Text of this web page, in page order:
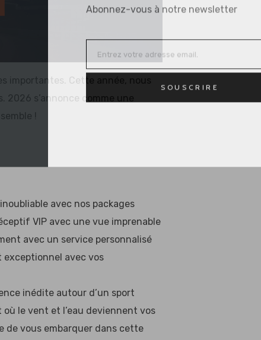
Abonnez-vous à notre newsletter
SOUSCRIRE
importantes. Cette année, nous
2026 s’annonce comme une
!
avec nos packages
VIP avec une vue imprenable
avec un service personnalisé
avec vos
inédite autour d’un sport
le vent et l’eau deviennent vos
de vous embarquer dans cette